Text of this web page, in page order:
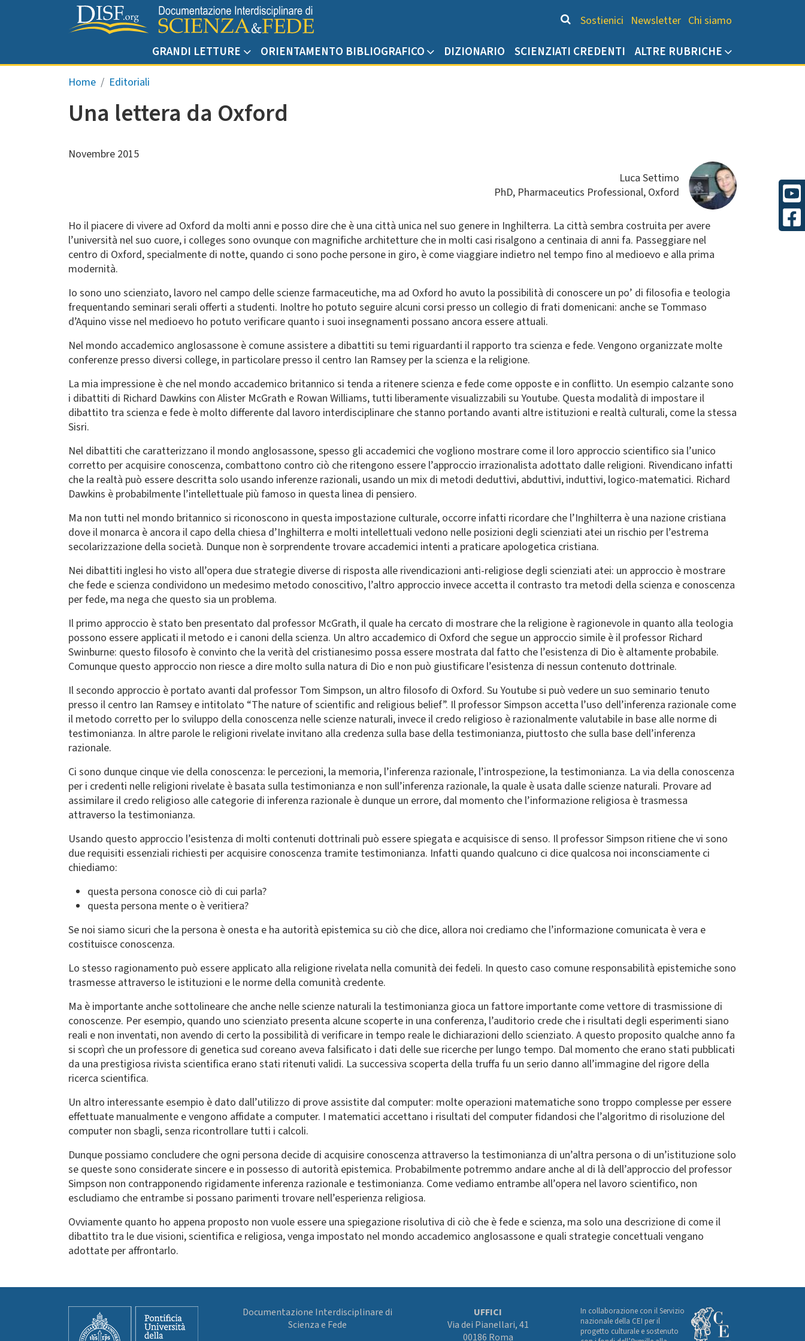
Salta al contenuto principale
Chi siamo
Sostienici Newsletter Chi siamo
GRANDI LETTURE ORIENTAMENTO BIBLIOGRAFICO DIZIONARIO SCIENZIATI CREDENTI ALTRE RUBRICHE
Briciole di pane
Home Editoriali
Una lettera da Oxford
Novembre 2015
Luca Settimo
PhD, Pharmaceutics Professional, Oxford
Ho il piacere di vivere ad Oxford da molti anni e posso dire che è una città unica nel suo genere in Inghilterra. La città sembra costruita per avere
l’università nel suo cuore, i colleges sono ovunque con magnifiche architetture che in molti casi risalgono a centinaia di anni fa. Passeggiare nel
centro di Oxford, specialmente di notte, quando ci sono poche persone in giro, è come viaggiare indietro nel tempo fino al medioevo e alla prima
modernità.
Io sono uno scienziato, lavoro nel campo delle scienze farmaceutiche, ma ad Oxford ho avuto la possibilità di conoscere un po’ di filosofia e teologia
frequentando seminari serali offerti a studenti. Inoltre ho potuto seguire alcuni corsi presso un collegio di frati domenicani: anche se Tommaso
d’Aquino visse nel medioevo ho potuto verificare quanto i suoi insegnamenti possano ancora essere attuali.
Nel mondo accademico anglosassone è comune assistere a dibattiti su temi riguardanti il rapporto tra scienza e fede. Vengono organizzate molte
conferenze presso diversi college, in particolare presso il centro Ian Ramsey per la scienza e la religione.
La mia impressione è che nel mondo accademico britannico si tenda a ritenere scienza e fede come opposte e in conflitto. Un esempio calzante sono
i dibattiti di Richard Dawkins con Alister McGrath e Rowan Williams, tutti liberamente visualizzabili su Youtube. Questa modalità di impostare il
dibattito tra scienza e fede è molto differente dal lavoro interdisciplinare che stanno portando avanti altre istituzioni e realtà culturali, come la stessa
Sisri.
Nel dibattiti che caratterizzano il mondo anglosassone, spesso gli accademici che vogliono mostrare come il loro approccio scientifico sia l’unico
corretto per acquisire conoscenza, combattono contro ciò che ritengono essere l’approccio irrazionalista adottato dalle religioni. Rivendicano infatti
che la realtà può essere descritta solo usando inferenze razionali, usando un mix di metodi deduttivi, abduttivi, induttivi, logico-matematici. Richard
Dawkins è probabilmente l’intellettuale più famoso in questa linea di pensiero.
Ma non tutti nel mondo britannico si riconoscono in questa impostazione culturale, occorre infatti ricordare che l’Inghilterra è una nazione cristiana
dove il monarca è ancora il capo della chiesa d’Inghilterra e molti intellettuali vedono nelle posizioni degli scienziati atei un rischio per l’estrema
secolarizzazione della società. Dunque non è sorprendente trovare accademici intenti a praticare apologetica cristiana.
Nei dibattiti inglesi ho visto all’opera due strategie diverse di risposta alle rivendicazioni anti-religiose degli scienziati atei: un approccio è mostrare
che fede e scienza condividono un medesimo metodo conoscitivo, l’altro approccio invece accetta il contrasto tra metodi della scienza e conoscenza
per fede, ma nega che questo sia un problema.
Il primo approccio è stato ben presentato dal professor McGrath, il quale ha cercato di mostrare che la religione è ragionevole in quanto alla teologia
possono essere applicati il metodo e i canoni della scienza. Un altro accademico di Oxford che segue un approccio simile è il professor Richard
Swinburne: questo filosofo è convinto che la verità del cristianesimo possa essere mostrata dal fatto che l’esistenza di Dio è altamente probabile.
Comunque questo approccio non riesce a dire molto sulla natura di Dio e non può giustificare l’esistenza di nessun contenuto dottrinale.
Il secondo approccio è portato avanti dal professor Tom Simpson, un altro filosofo di Oxford. Su Youtube si può vedere un suo seminario tenuto
presso il centro Ian Ramsey e intitolato “The nature of scientific and religious belief”. Il professor Simpson accetta l’uso dell’inferenza razionale come
il metodo corretto per lo sviluppo della conoscenza nelle scienze naturali, invece il credo religioso è razionalmente valutabile in base alle norme di
testimonianza. In altre parole le religioni rivelate invitano alla credenza sulla base della testimonianza, piuttosto che sulla base dell’inferenza
razionale.
Ci sono dunque cinque vie della conoscenza: le percezioni, la memoria, l’inferenza razionale, l’introspezione, la testimonianza. La via della conoscenza
per i credenti nelle religioni rivelate è basata sulla testimonianza e non sull’inferenza razionale, la quale è usata dalle scienze naturali. Provare ad
assimilare il credo religioso alle categorie di inferenza razionale è dunque un errore, dal momento che l’informazione religiosa è trasmessa
attraverso la testimonianza.
Usando questo approccio l’esistenza di molti contenuti dottrinali può essere spiegata e acquisisce di senso. Il professor Simpson ritiene che vi sono
due requisiti essenziali richiesti per acquisire conoscenza tramite testimonianza. Infatti quando qualcuno ci dice qualcosa noi inconsciamente ci
chiediamo:
questa persona conosce ciò di cui parla?
questa persona mente o è veritiera?
Se noi siamo sicuri che la persona è onesta e ha autorità epistemica su ciò che dice, allora noi crediamo che l’informazione comunicata è vera e
costituisce conoscenza.
Lo stesso ragionamento può essere applicato alla religione rivelata nella comunità dei fedeli. In questo caso comune responsabilità epistemiche sono
trasmesse attraverso le istituzioni e le norme della comunità credente.
Ma è importante anche sottolineare che anche nelle scienze naturali la testimonianza gioca un fattore importante come vettore di trasmissione di
conoscenze. Per esempio, quando uno scienziato presenta alcune scoperte in una conferenza, l’auditorio crede che i risultati degli esperimenti siano
reali e non inventati, non avendo di certo la possibilità di verificare in tempo reale le dichiarazioni dello scienziato. A questo proposito qualche anno fa
si scoprì che un professore di genetica sud coreano aveva falsificato i dati delle sue ricerche per lungo tempo. Dal momento che erano stati pubblicati
da una prestigiosa rivista scientifica erano stati ritenuti validi. La successiva scoperta della truffa fu un serio danno all’immagine del rigore della
ricerca scientifica.
Un altro interessante esempio è dato dall’utilizzo di prove assistite dal computer: molte operazioni matematiche sono troppo complesse per essere
effettuate manualmente e vengono affidate a computer. I matematici accettano i risultati del computer fidandosi che l’algoritmo di risoluzione del
computer non sbagli, senza ricontrollare tutti i calcoli.
Dunque possiamo concludere che ogni persona decide di acquisire conoscenza attraverso la testimonianza di un’altra persona o di un’istituzione solo
se queste sono considerate sincere e in possesso di autorità epistemica. Probabilmente potremmo andare anche al di là dell’approccio del professor
Simpson non contrapponendo rigidamente inferenza razionale e testimonianza. Come vediamo entrambe all’opera nel lavoro scientifico, non
escludiamo che entrambe si possano parimenti trovare nell’esperienza religiosa.
Ovviamente quanto ho appena proposto non vuole essere una spiegazione risolutiva di ciò che è fede e scienza, ma solo una descrizione di come il
dibattito tra le due visioni, scientifica e religiosa, venga impostato nel mondo accademico anglosassone e quali strategie concettuali vengano
adottate per affrontarlo.
Documentazione Interdisciplinare di
Scienza e Fede
UFFICI
Via dei Pianellari, 41
00186 Roma
In collaborazione con il Servizio
nazionale della CEI per il
progetto culturale e sostenuto